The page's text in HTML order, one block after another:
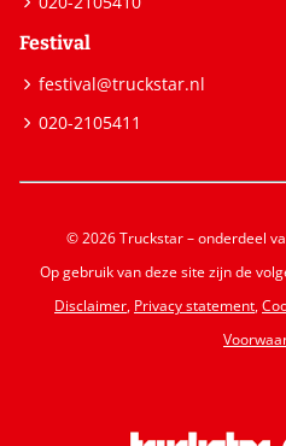
Festival
festival@truckstar.nl
020-2105411
© 2026 Truckstar – onderdeel
Op gebruik van deze site zijn de
Disclaimer, Privacy statement,